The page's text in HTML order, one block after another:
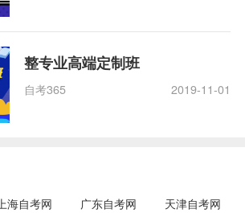
整专业高端定制班
自考365 2019-11-01
上海自考网 广东自考网
天津自考网